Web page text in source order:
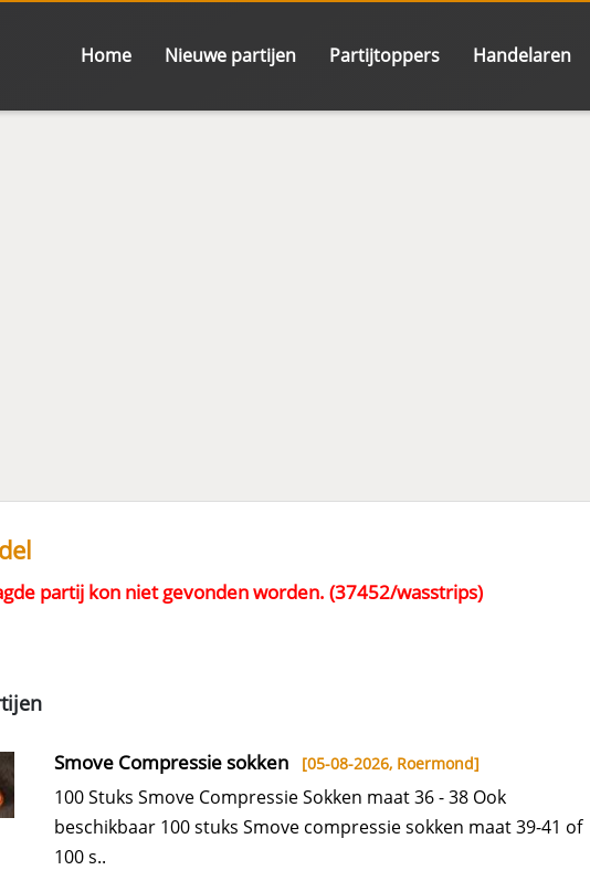
Home Nieuwe partijen Partijtoppers Handelaren
partij kon niet gevonden worden. (37452/wasstrips)
Smove Compressie sokken [05-08-2026, Roermond]
100 Stuks Smove Compressie Sokken maat 36 - 38 Ook
beschikbaar 100 stuks Smove compressie sokken maat 39-41 of
100 s..